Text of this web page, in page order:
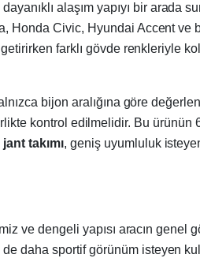
alaşım yapıyı bir arada
Honda Civic, Hyundai Accent ve
farklı gövde renkleriyle
bijon aralığına göre
kontrol edilmelidir. Bu ürünün
takımı, geniş uyumluluk
ve dengeli yapısı aracın genel
daha sportif görünüm isteyen